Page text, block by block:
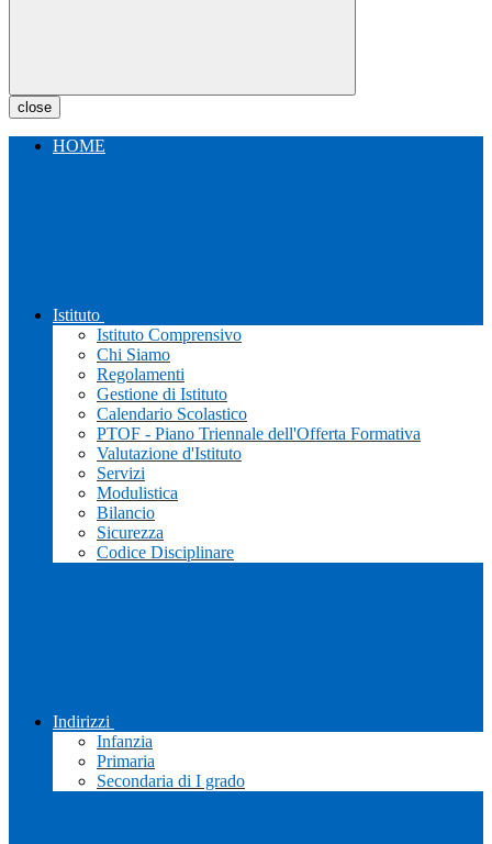
close
HOME
Istituto
Istituto Comprensivo
Chi Siamo
Regolamenti
Gestione di Istituto
Calendario Scolastico
PTOF - Piano Triennale dell'Offerta Formativa
Valutazione d'Istituto
Servizi
Modulistica
Bilancio
Sicurezza
Codice Disciplinare
Indirizzi
Infanzia
Primaria
Secondaria di I grado